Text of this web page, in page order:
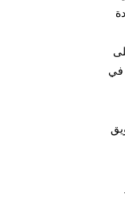
الأولى على
في
“. في عام 2009، أدى تسويق